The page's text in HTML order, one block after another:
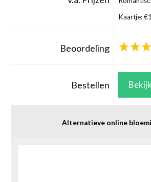
Kaartje:
Beoordeling
Bestellen
Alternatieve online